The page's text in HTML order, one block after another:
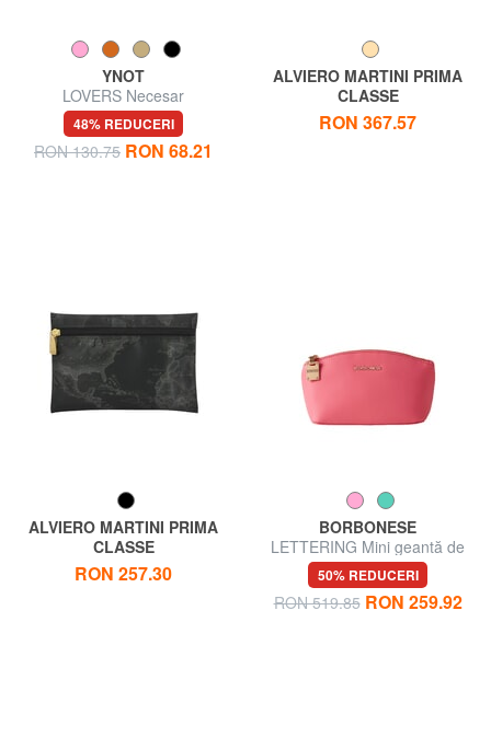
YNOT
LOVERS Necesar
48% REDUCERI
RON 130.75 RON 68.21
ALVIERO MARTINI PRIMA
CLASSE
GEO CLASSIC Sachet cu
manșetă
RON 367.57
ALVIERO MARTINI PRIMA
CLASSE
GEO SOFT Pliculeț
dreptunghiular mare
RON 257.30
BORBONESE
LETTERING Mini geantă de
toaletă din piele
50% REDUCERI
RON 519.85 RON 259.92